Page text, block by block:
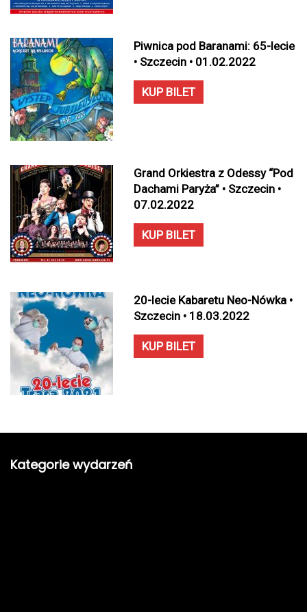
Piwnica pod Baranami: 65-lecie
• Szczecin • 01.02.2022
KUP BILET
Grand Orkiestra z Odessy “Pod
Dachami Paryża” • Szczecin •
07.02.2022
KUP BILET
20-lecie Kabaretu Neo-Nówka •
Szczecin • 18.03.2022
KUP BILET
Kategorie wydarzeń